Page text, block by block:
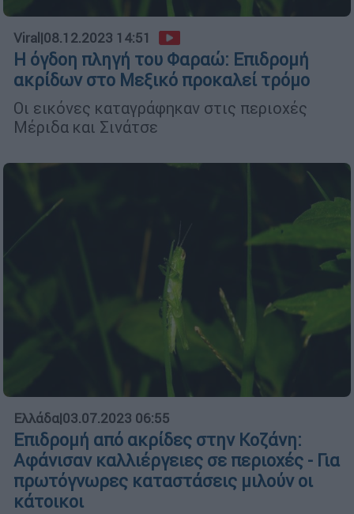
Viral|08.12.2023 14:51
Η όγδοη πληγή του Φαραώ: Επιδρομή
ακρίδων στο Μεξικό προκαλεί τρόμο
Οι εικόνες καταγράφηκαν στις περιοχές
Μέριδα και Σινάτσε
Ελλάδα|03.07.2023 06:55
Επιδρομή από ακρίδες στην Κοζάνη:
Αφάνισαν καλλιέργειες σε περιοχές - Για
πρωτόγνωρες καταστάσεις μιλούν οι
κάτοικοι